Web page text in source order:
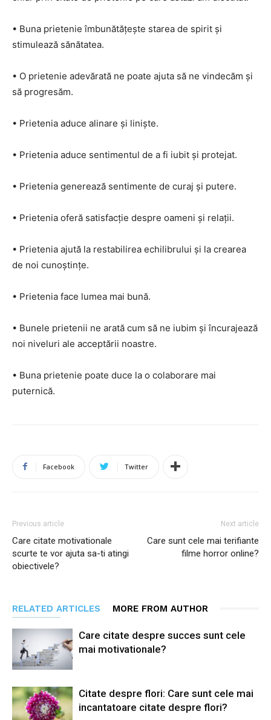
• Buna prietenie îmbunătățește starea de spirit și
stimulează sănătatea.
• O prietenie adevărată ne poate ajuta să ne vindecăm și
să progresăm.
• Prietenia aduce alinare și liniște.
• Prietenia aduce sentimentul de a fi iubit și protejat.
• Prietenia generează sentimente de curaj și putere.
• Prietenia oferă satisfacție despre oameni și relații.
• Prietenia ajută la restabilirea echilibrului și la crearea
de noi cunoștințe.
• Prietenia face lumea mai bună.
• Bunele prietenii ne arată cum să ne iubim și încurajează
noi niveluri ale acceptării noastre.
• Buna prietenie poate duce la o colaborare mai
puternică.
Facebook Twitter
Previous article
Care citate motivationale
scurte te vor ajuta sa-ti atingi
obiectivele?
Next article
Care sunt cele mai terifiante
filme horror online?
RELATED ARTICLES MORE FROM AUTHOR
Care citate despre succes sunt cele
mai motivationale?
Citate despre flori: Care sunt cele mai
incantatoare citate despre flori?